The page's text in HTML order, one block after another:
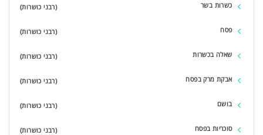
(רבני כושרות) כשרות בשר
(רבני כושרות) פסח
(רבני כושרות) שאלה בכשרות
(רבני כושרות) אבקת מרק בפסח
(רבני כושרות) בושם
(רבני כושרות) סוכריות בפסח